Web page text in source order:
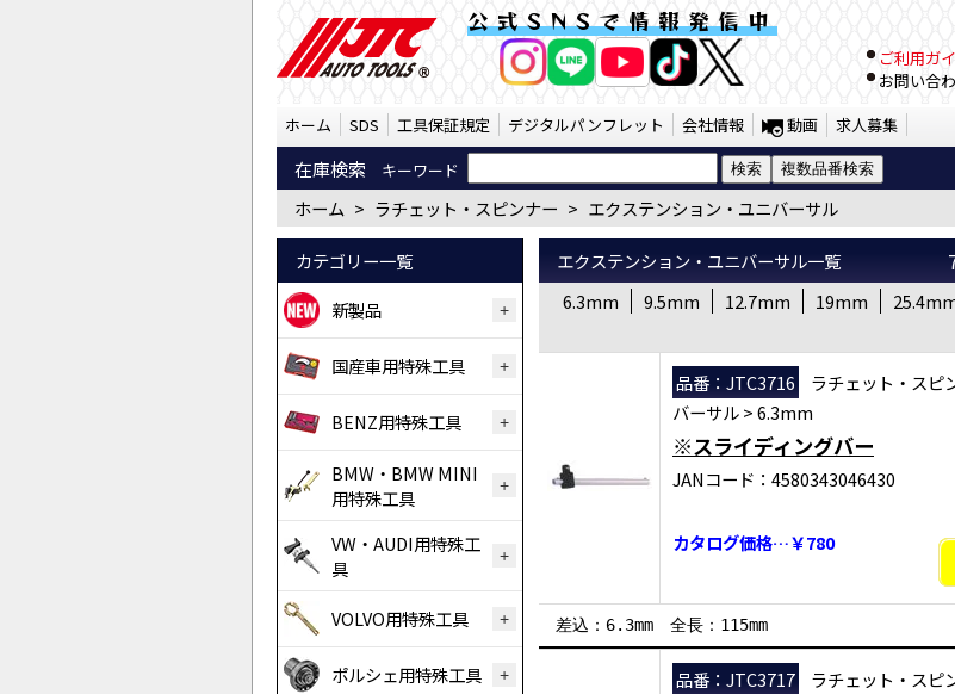
ラチェット・スピンナー エクステンション
公式SNSで情報発信中
ご利用ガ
お問い合
ホーム
SDS 工具保証規定 デジタルパンフレット 会社情報 動画 求人募集
在庫検索 キーワード
ホーム > ラチェット・スピンナー > エクステンション・ユニバーサル
カテゴリー一覧
新製品
国産車用特殊工具
BENZ用特殊工具
BMW・BMW MINI
用特殊工具
VW・AUDI用特殊工
具
VOLVO用特殊工具
ポルシェ用特殊工具
エクステンション・ユニバーサル一覧
6.3mm 9.5mm 12.7mm 19mm
品番：JTC3716 ラチェット・スピ
バーサル>6.3mm
※スライディングバー
JANコード：4580343046430
カタログ価格…￥780
差込：6.3mm 全長：115mm
品番：JTC3717 ラチェット・スピ